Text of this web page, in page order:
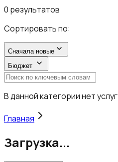
0 результатов
Сортировать по:
Сначала новые
Бюджет
В данной категории нет услуг
Главная
Загрузка...